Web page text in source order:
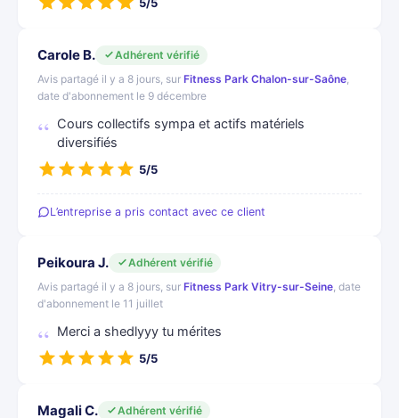
Carole B.
Adhérent vérifié
Avis partagé il y a 8 jours, sur Fitness Park Chalon-sur-Saône,
date d'abonnement le 9 décembre
Cours collectifs sympa et actifs matériels
diversifiés
5/5
L’entreprise a pris contact avec ce client
Peikoura J.
Adhérent vérifié
Avis partagé il y a 8 jours, sur Fitness Park Vitry-sur-Seine, date
d'abonnement le 11 juillet
Merci a shedlyyy tu mérites
5/5
Magali C. Adhérent vérifié